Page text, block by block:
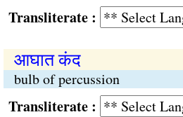
:
आघात कंद
bulb of percussion
: